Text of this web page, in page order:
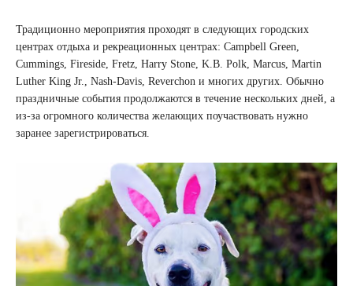
Традиционно мероприятия проходят в следующих городских
центрах отдыха и рекреационных центрах: Campbell Green,
Cummings, Fireside, Fretz, Harry Stone, K.B. Polk, Marcus, Martin
Luther King Jr., Nash-Davis, Reverchon и многих других. Обычно
праздничные события продолжаются в течение нескольких дней, а
из-за огромного количества желающих поучаствовать нужно
заранее зарегистрироваться.